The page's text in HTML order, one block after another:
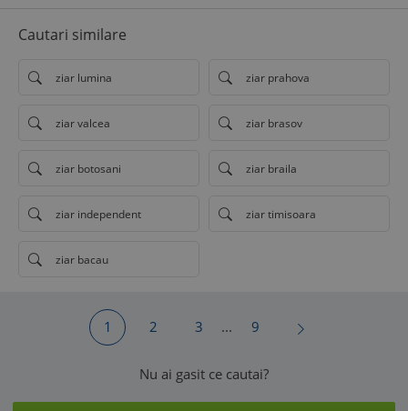
Cautari similare
ziar lumina ziar prahova
ziar valcea ziar brasov
ziar botosani ziar braila
ziar independent ziar timisoara
ziar bacau
1 2 3 ... 9
Nu ai gasit ce cautai?